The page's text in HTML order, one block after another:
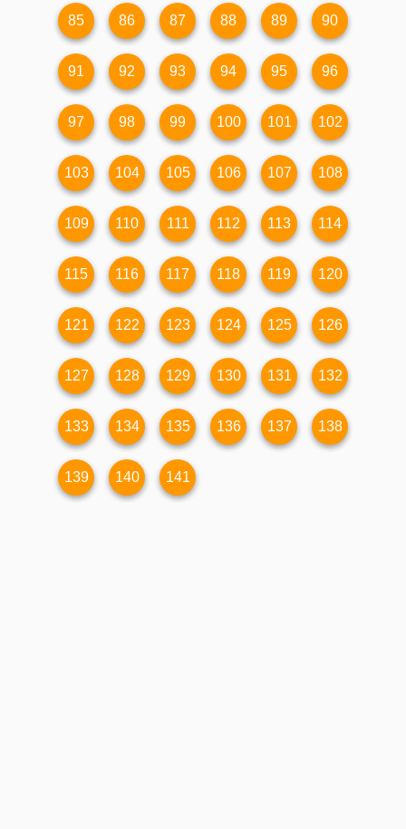
85 86 87 88 89 90
91 92 93 94 95 96
97 98 99 100 101 102
103 104 105 106 107 108
109 110 111 112 113 114
115 116 117 118 119 120
121 122 123 124 125 126
127 128 129 130 131 132
133 134 135 136 137 138
139 140 141